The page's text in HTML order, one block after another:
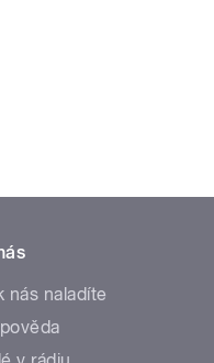
nás naladíte